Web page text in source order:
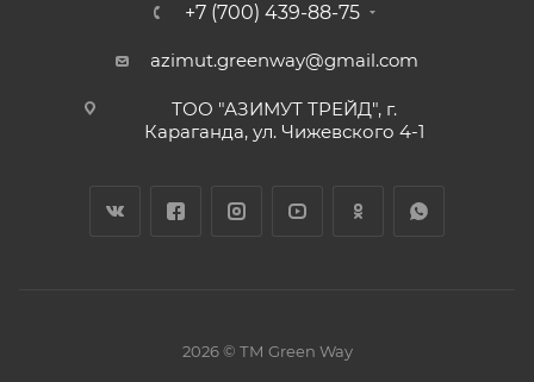
+7 (700) 439-88-75
azimut.greenway@gmail.com
ТОО "АЗИМУТ ТРЕЙД", г.
Караганда, ул. Чижевского 4-1
2026 © ТМ Green Way